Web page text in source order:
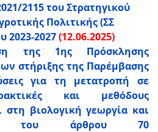
2115 του Στρατηγικού
Πολιτικής (ΣΣ
2023-2027(12.06.2025)
της 1ης Πρόσκλησης
στήριξης της Παρέμβασης
για τη μετατροπή σε
και μεθόδους
στη βιολογική γεωργία και
του άρθρου 70